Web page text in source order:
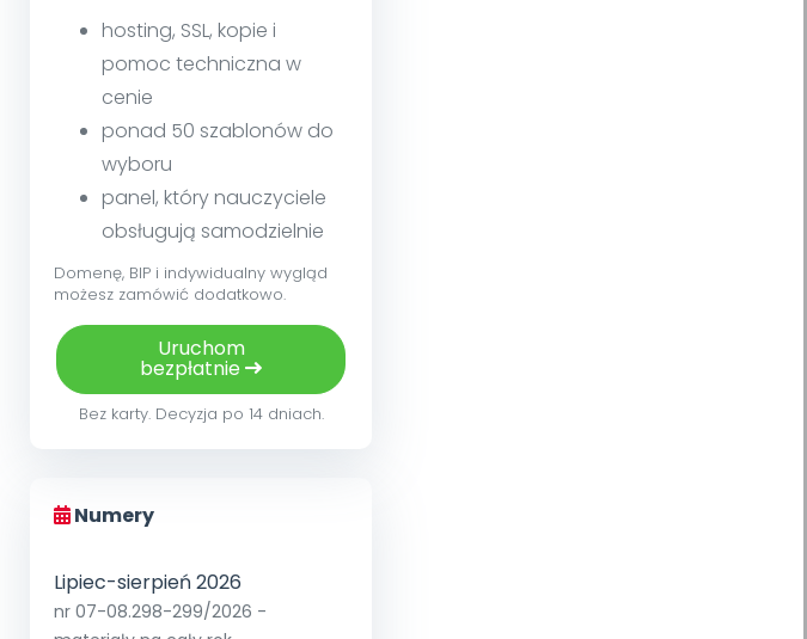
hosting, SSL, kopie i
pomoc techniczna w
cenie
ponad 50 szablonów do
wyboru
panel, który nauczyciele
obsługują samodzielnie
Domenę, BIP i indywidualny wygląd
możesz zamówić dodatkowo.
Uruchom
bezpłatnie
Bez karty. Decyzja po 14 dniach.
Numery
Lipiec-sierpień 2026
nr 07-08.298-299/2026 -